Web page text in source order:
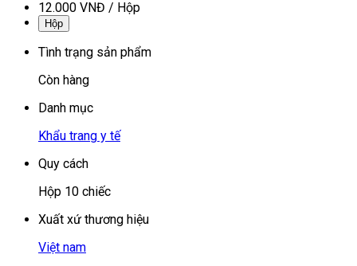
12.000 VNĐ / Hộp
Hộp
Tình trạng sản phẩm
Còn hàng
Danh mục
Khẩu trang y tế
Quy cách
Hộp 10 chiếc
Xuất xứ thương hiệu
Việt nam